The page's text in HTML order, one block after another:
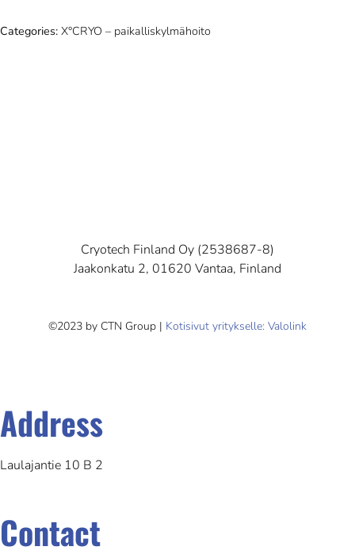
Categories: X°CRYO – paikalliskylmähoito
Cryotech Finland Oy (2538687-8)
Jaakonkatu 2, 01620 Vantaa, Finland
©2023 by CTN Group | Kotisivut yritykselle: Valolink
Address
Laulajantie 10 B 2
Contact